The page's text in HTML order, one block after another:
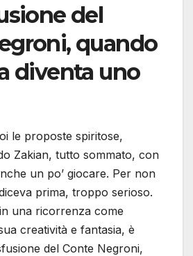
del
quando
diventa uno
le proposte spiritose,
Zakian, tutto sommato, con
un po’ giocare. Per non
prima, troppo serioso.
una ricorrenza come
creatività e fantasia, è
del Conte Negroni,